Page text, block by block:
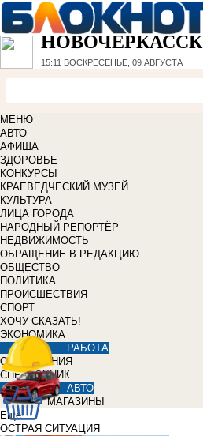
НОВОЧЕРКАССК
15:11 ВОСКРЕСЕНЬЕ, 09 АВГУСТА
МЕНЮ
АВТО
АФИША
ЗДОРОВЬЕ
КОНКУРСЫ
КРАЕВЕДЧЕСКИЙ МУЗЕЙ
КУЛЬТУРА
ЛИЦА ГОРОДА
НАРОДНЫЙ РЕПОРТЁР
НЕДВИЖИМОСТЬ
ОБРАЩЕНИЕ В РЕДАКЦИЮ
ОБЩЕСТВО
ПОЛИТИКА
ПРОИСШЕСТВИЯ
СПОРТ
ХОЧУ СКАЗАТЬ!
ЭКОНОМИКА
РАБОТА
ОБЪЯВЛЕНИЯ
СПРАВОЧНИК
АВТО
МАГАЗИНЫ
Еще
ОСТРАЯ СИТУАЦИЯ